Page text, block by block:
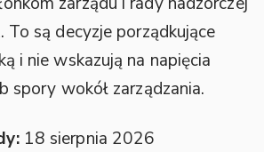
To są decyzje porządkujące
i nie wskazują na napięcia
spory wokół zarządzania.
18 sierpnia 2026